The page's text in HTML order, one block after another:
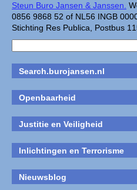
Steun Buro Jansen & Janssen.
0856 9868 52 of NL56 INGB
Stichting Res Publica, Postbus
Search.burojansen.nl
Openbaarheid
Justitie en Veiligheid
Inlichtingen en Terrorisme
Nieuwsblog